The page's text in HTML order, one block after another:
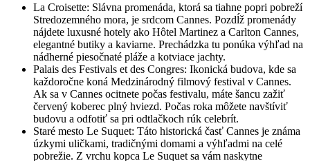
La Croisette: Slávna promenáda, ktorá sa tiahne popri pobreží
Stredozemného mora, je srdcom Cannes. Pozdĺž promenády
nájdete luxusné hotely ako Hôtel Martinez a Carlton Cannes,
elegantné butiky a kaviarne. Prechádzka tu ponúka výhľad na
nádherné piesočnaté pláže a kotviace jachty.
Palais des Festivals et des Congres: Ikonická budova, kde sa
každoročne koná Medzinárodný filmový festival v Cannes.
Ak sa v Cannes ocitnete počas festivalu, máte šancu zažiť
červený koberec plný hviezd. Počas roka môžete navštíviť
budovu a odfotiť sa pri odtlačkoch rúk celebrít.
Staré mesto Le Suquet: Táto historická časť Cannes je známa
úzkymi uličkami, tradičnými domami a výhľadmi na celé
pobrežie. Z vrchu kopca Le Suquet sa vám naskytne